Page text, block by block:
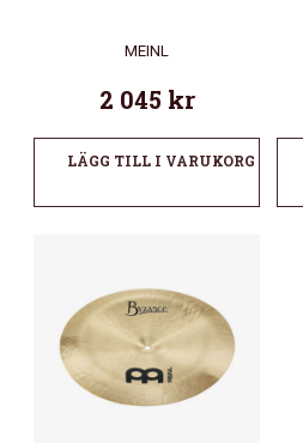
MEINL
2 045 kr
LÄGG TILL I VARUKORG